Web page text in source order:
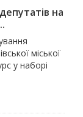
на
міської
у наборі